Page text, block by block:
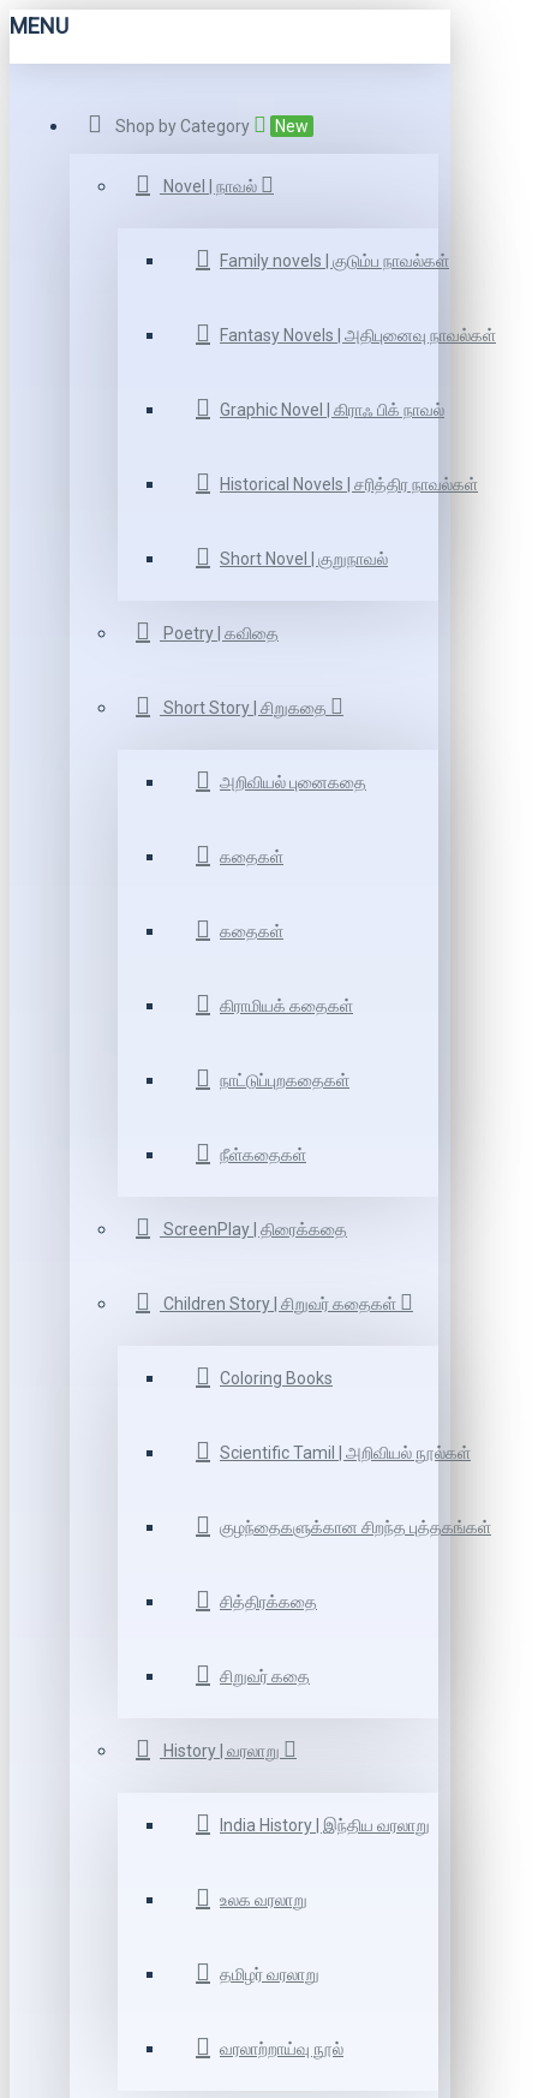
MENU
Shop by Category New
Novel | நாவல்
Family novels | குடும்ப நாவல்கள்
Fantasy Novels | அதிபுனைவு நாவல்கள்
Graphic Novel | கிராஃ பிக் நாவல்
Historical Novels | சரித்திர நாவல்கள்
Short Novel | குறுநாவல்
Poetry | கவிதை
Short Story | சிறுகதை
அறிவியல் புனைகதை
கதைகள்
கதைகள்
கிராமியக் கதைகள்
நாட்டுப்புறகதைகள்
நீள்கதைகள்
ScreenPlay | திரைக்கதை
Children Story | சிறுவர் கதைகள்
Coloring Books
Scientific Tamil | அறிவியல் நூல்கள்
குழந்தைகளுக்கான சிறந்த புத்தகங்கள்
சித்திரக்கதை
சிறுவர் கதை
History | வரலாறு
India History | இந்திய வரலாறு
உலக வரலாறு
தமிழர் வரலாறு
வரலாற்றாய்வு நூல்